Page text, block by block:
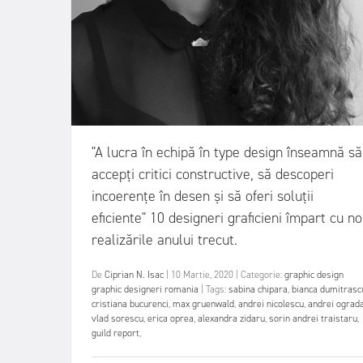
"A lucra în echipă în type design înseamnă să
accepți critici constructive, să descoperi
incoerențe în desen și să oferi soluții
eficiente" 10 designeri graficieni împart cu
realizările anului trecut.
De Ciprian N. Isac 10 Martie, 2020 Categorie:graphic design
graphic designeri romania
Tags:sabina chipara,bianca
cristiana bucurenci,max gruenwald,andrei nicolescu,andrei ograda
vlad sorescu,erica oprea,alexandra zidaru,sorin andrei traistaru,
guild report,